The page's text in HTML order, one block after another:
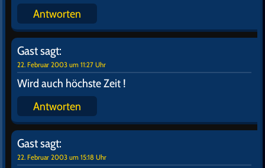
Antworten
Gastsagt:
22. Februar 2003 um 11:27 Uhr
Wird auch höchste Zeit !
Antworten
Gastsagt:
22. Februar 2003 um 15:18 Uhr